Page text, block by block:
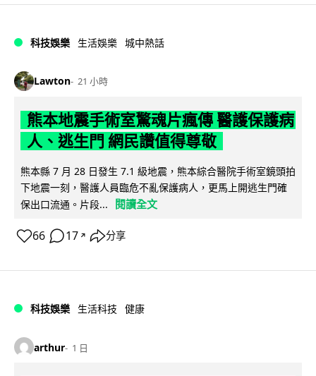
科技娛樂 生活娛樂 城中熱話
Lawton 21 小時
熊本地震手術室驚魂片瘋傳 醫護保護病
人、逃生門 網民讚值得尊敬
熊本縣 7 月 28 日發生 7.1 級地震，熊本綜合醫院手術室鏡頭拍
下地震一刻，醫護人員臨危不亂保護病人，更馬上開逃生門確
保出口流通。片段...
閱讀全文
66 17 ↗ 分享
科技娛樂 生活科技 健康
arthur 1 日